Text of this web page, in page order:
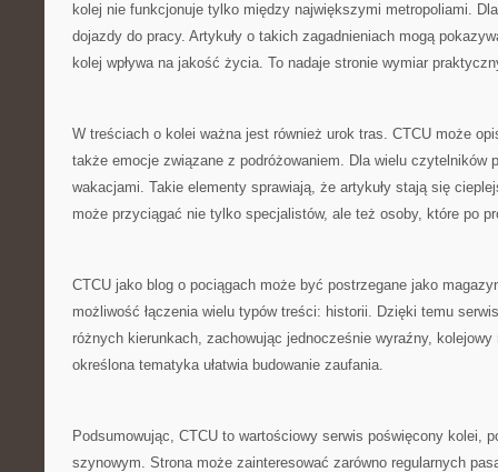
kolej nie funkcjonuje tylko między największymi metropoliami.
dojazdy do pracy. Artykuły o takich zagadnieniach mogą
kolej wpływa na jakość życia. To nadaje stronie wymiar
W treściach o kolei ważna jest również urok tras. CTCU może
także emocje związane z podróżowaniem. Dla wielu czytelników
wakacjami. Takie elementy sprawiają, że artykuły stają się
może przyciągać nie tylko specjalistów, ale też osoby, które po
CTCU jako blog o pociągach może być postrzegane jako
możliwość łączenia wielu typów treści: historii. Dzięki temu
różnych kierunkach, zachowując jednocześnie wyraźny, kolejowy
określona tematyka ułatwia budowanie zaufania.
Podsumowując, CTCU to wartościowy serwis poświęcony kolei,
szynowym. Strona może zainteresować zarówno regularnych